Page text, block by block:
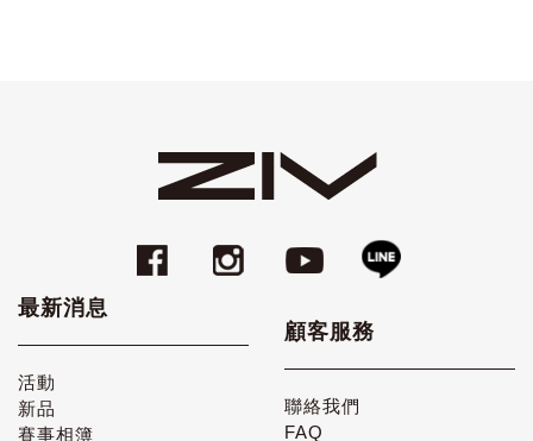
最新消息
活動
新品
賽事相簿
顧客服務
聯絡我們
FAQ